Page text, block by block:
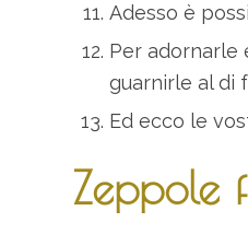
Adesso è
Per adornarle
guarnirle al di
Ed ecco le
Zeppole